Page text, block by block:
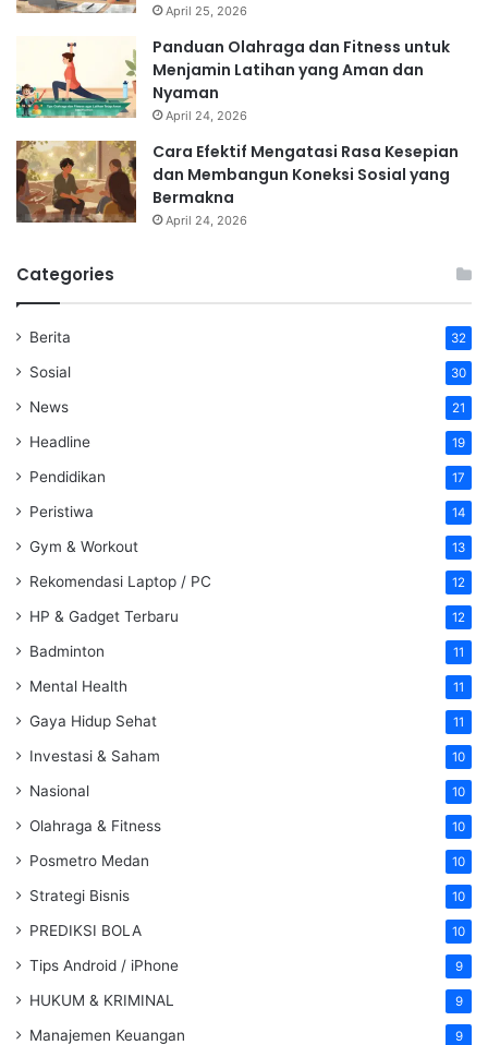
April 25, 2026
Panduan Olahraga dan Fitness untuk
Menjamin Latihan yang Aman dan
Nyaman
April 24, 2026
Cara Efektif Mengatasi Rasa Kesepian
dan Membangun Koneksi Sosial yang
Bermakna
April 24, 2026
Categories
Berita 32
Sosial 30
News 21
Headline 19
Pendidikan 17
Peristiwa 14
Gym & Workout 13
Rekomendasi Laptop / PC 12
HP & Gadget Terbaru 12
Badminton 11
Mental Health 11
Gaya Hidup Sehat 11
Investasi & Saham 10
Nasional 10
Olahraga & Fitness 10
Posmetro Medan 10
Strategi Bisnis 10
PREDIKSI BOLA 10
Tips Android / iPhone 9
HUKUM & KRIMINAL 9
Manajemen Keuangan 9